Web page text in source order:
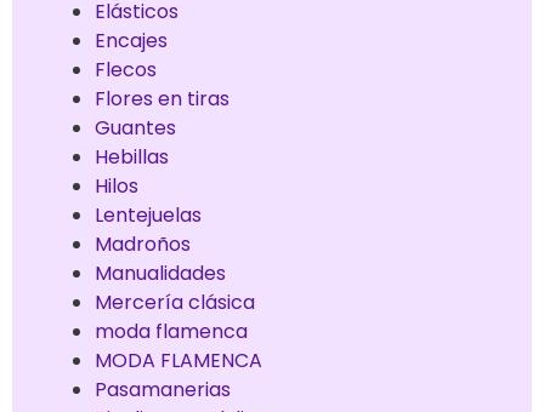
Elásticos
Encajes
Flecos
Flores en tiras
Guantes
Hebillas
Hilos
Lentejuelas
Madroños
Manualidades
Mercería clásica
moda flamenca
MODA FLAMENCA
Pasamanerias